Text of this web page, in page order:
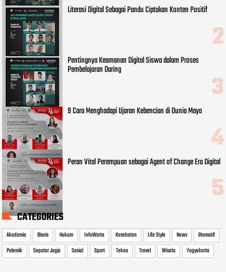
Literasi Digital Sebagai Pandu Ciptakan Konten Positif
Pentingnya Keamanan Digital Siswa dalam Proses
Pembelajaran Daring
9 Cara Menghadapi Ujaran Kebencian di Dunia Maya
Peran Vital Perempuan sebagai Agent of Change Era Digital
CATEGORIES
Akademia Bisnis Hukum InfoWarta Kesehatan Life Style News
Otomotif
Polemik
Seputar Jogja Sosial Sport Tekno Travel Wisata Yogyakarta